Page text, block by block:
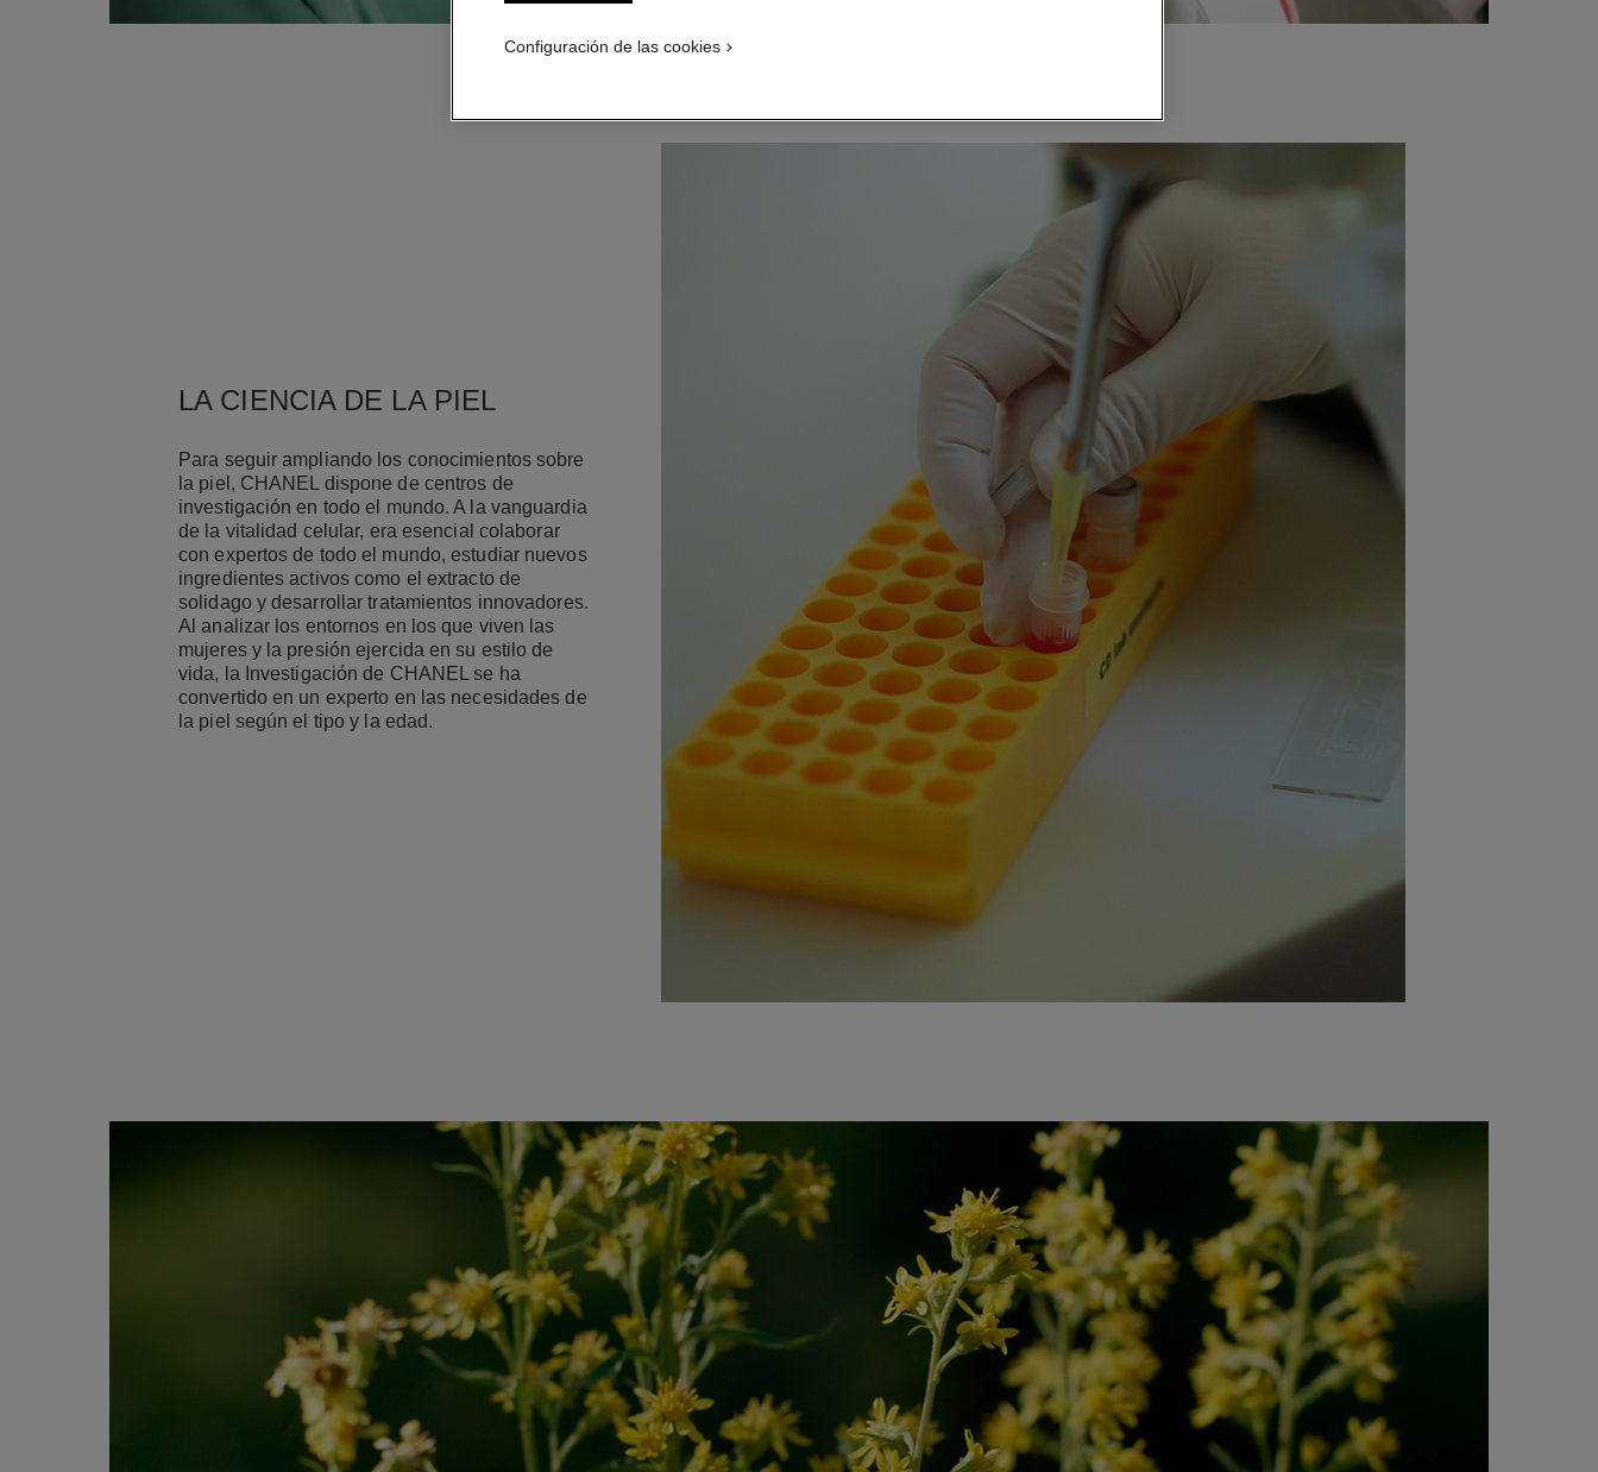
LA CIENCIA DE LA PIEL
Para seguir ampliando los conocimientos sobre
la piel, CHANEL dispone de centros de
investigación en todo el mundo. A la vanguardia
de la vitalidad celular, era esencial colaborar
con expertos de todo el mundo, estudiar nuevos
ingredientes activos como el extracto de
solidago y desarrollar tratamientos innovadores.
Al analizar los entornos en los que viven las
mujeres y la presión ejercida en su estilo de
vida, la Investigación de CHANEL se ha
convertido en un experto en las necesidades de
la piel según el tipo y la edad.
Configuración de las cookies